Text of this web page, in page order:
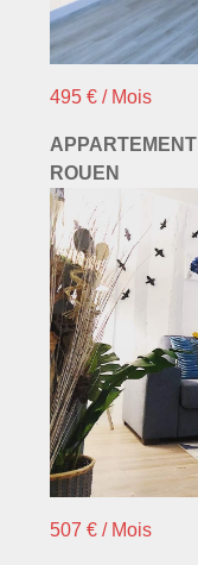
495 € / Mois
APPARTEMENT
ROUEN
507 € / Mois